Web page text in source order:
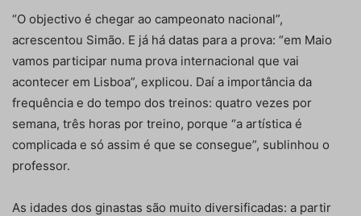
“O objectivo é chegar ao campeonato nacional”,
acrescentou Simão. E já há datas para a prova: “em Maio
vamos participar numa prova internacional que vai
acontecer em Lisboa”, explicou. Daí a importância da
frequência e do tempo dos treinos: quatro vezes por
semana, três horas por treino, porque “a artística é
complicada e só assim é que se consegue”, sublinhou o
professor.
As idades dos ginastas são muito diversificadas: a partir